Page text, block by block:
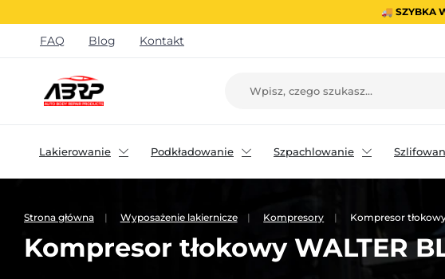
🚚 SZYBKA
FAQ Blog Kontakt
Lakierowanie Podkładowanie Szpachlowanie
Strona główna Wyposażenie lakiernicze Kompresory Kompresor
Kompresor tłokowy WALTER